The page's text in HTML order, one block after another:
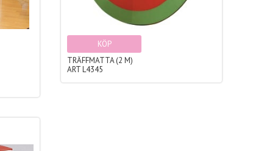
KÖP
TRÄFFMATTA (2 M)
ART L4345